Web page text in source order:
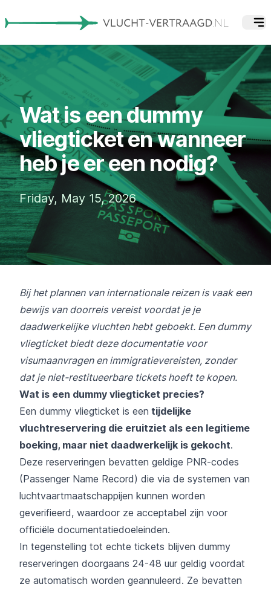
Wat is een dummy
vliegticket en wanneer
heb je er een nodig?
Friday, May 15, 2026
Bij het plannen van internationale reizen is vaak een
bewijs van doorreis vereist voordat je je
daadwerkelijke vluchten hebt geboekt. Een dummy
vliegticket biedt deze documentatie voor
visumaanvragen en immigratievereisten, zonder
dat je niet-restitueerbare tickets hoeft te kopen.
Wat is een dummy vliegticket precies?
Een dummy vliegticket is een tijdelijke
vluchtreservering die eruitziet als een legitieme
boeking, maar niet daadwerkelijk is gekocht.
Deze reserveringen bevatten geldige PNR-codes
(Passenger Name Record) die via de systemen van
luchtvaartmaatschappijen kunnen worden
geverifieerd, waardoor ze acceptabel zijn voor
officiële documentatiedoeleinden.
In tegenstelling tot echte tickets blijven dummy
reserveringen doorgaans 24-48 uur geldig voordat
ze automatisch worden geannuleerd. Ze bevatten